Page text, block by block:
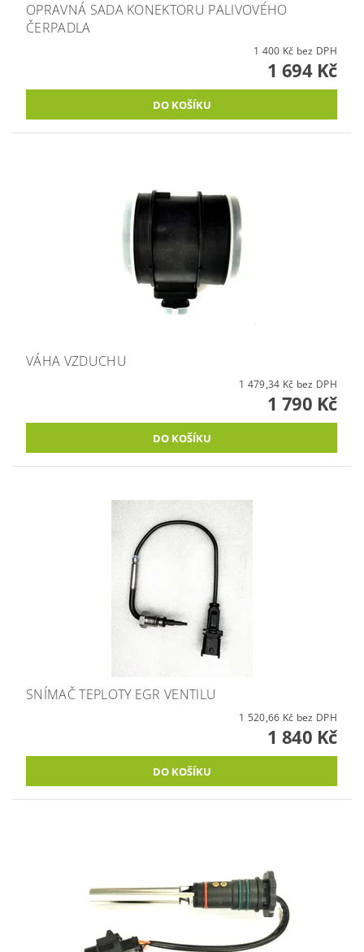
OPRAVNÁ SADA KONEKTORU PALIVOVÉHO
ČERPADLA
1 400 Kč bez DPH
1 694 Kč
VÁHA VZDUCHU
1 479,34 Kč bez DPH
1 790 Kč
SNÍMAČ TEPLOTY EGR VENTILU
1 520,66 Kč bez DPH
1 840 Kč